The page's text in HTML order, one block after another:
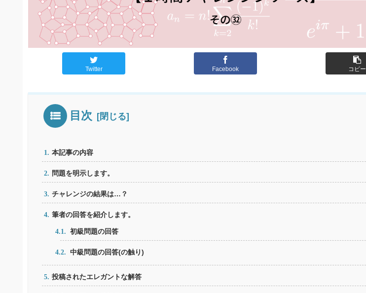
Twitter Facebook コピー
目次
本記事の内容
問題を明示します。
チャレンジの結果は…？
筆者の回答を紹介します。
初級問題の回答
中級問題の回答(の触り)
投稿されたエレガントな解答